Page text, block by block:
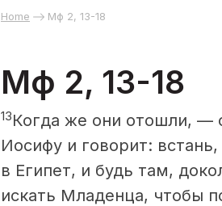
Home Мф 2, 13-18
Мф 2, 13-18
13Когда же они отошли, —
Иосифу и говорит:
в Египет, и будь там,
искать Младенца, чтобы